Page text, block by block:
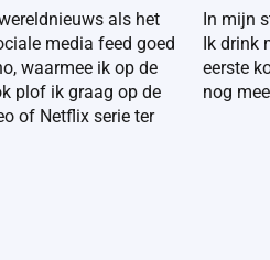
als het
media feed goed
waarmee ik op de
plof ik graag op de
of Netflix serie ter
In mijn
Ik drink
eerste
nog